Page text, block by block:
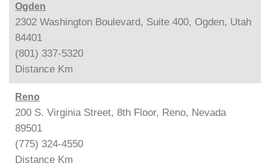
Ogden
2302 Washington Boulevard, Suite 400, Ogden, Utah
84401
(801) 337-5320
Distance Km
Reno
200 S. Virginia Street, 8th Floor, Reno, Nevada
89501
(775) 324-4550
Distance Km